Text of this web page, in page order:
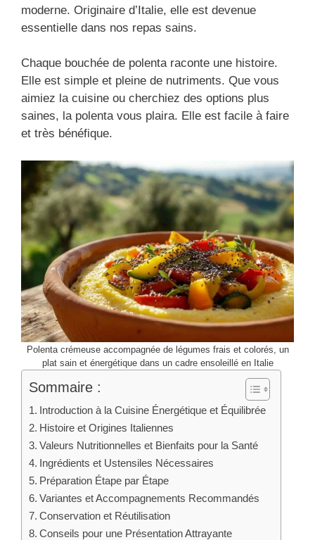
moderne. Originaire d’Italie, elle est devenue
essentielle dans nos repas sains.
Chaque bouchée de polenta raconte une histoire.
Elle est simple et pleine de nutriments. Que vous
aimiez la cuisine ou cherchiez des options plus
saines, la polenta vous plaira. Elle est facile à faire
et très bénéfique.
Polenta crémeuse accompagnée de légumes frais et colorés, un
plat sain et énergétique dans un cadre ensoleillé en Italie
Sommaire :
Introduction à la Cuisine Énergétique et Équilibrée
Histoire et Origines Italiennes
Valeurs Nutritionnelles et Bienfaits pour la Santé
Ingrédients et Ustensiles Nécessaires
Préparation Étape par Étape
Variantes et Accompagnements Recommandés
Conservation et Réutilisation
Conseils pour une Présentation Attrayante